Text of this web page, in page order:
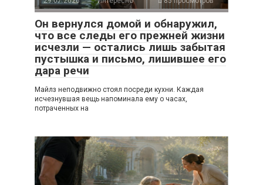
Он вернулся домой и обнаружил,
что все следы его прежней жизни
исчезли — остались лишь забытая
пустышка и письмо, лишившее его
дара речи
Майлз неподвижно стоял посреди кухни. Каждая
исчезнувшая вещь напоминала ему о часах,
потраченных на